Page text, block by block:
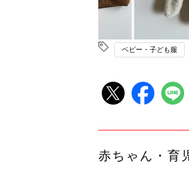
ベビー・子ども服
赤ちゃん・育